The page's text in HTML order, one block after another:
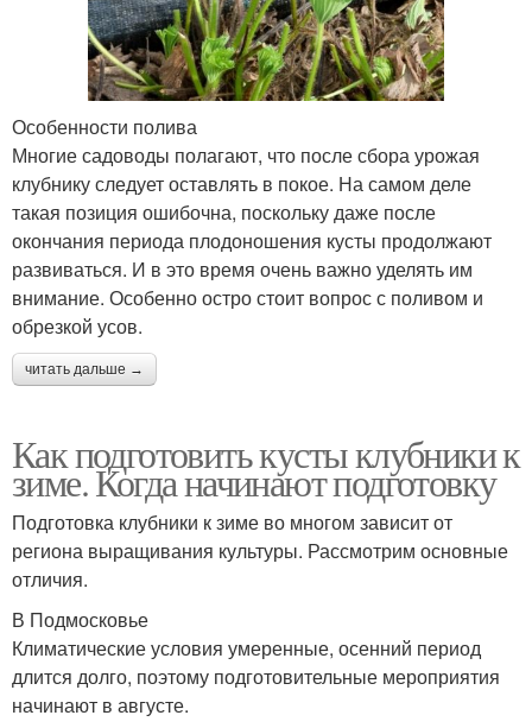
Особенности полива
Многие садоводы полагают, что после сбора урожая
клубнику следует оставлять в покое. На самом деле
такая позиция ошибочна, поскольку даже после
окончания периода плодоношения кусты продолжают
развиваться. И в это время очень важно уделять им
внимание. Особенно остро стоит вопрос с поливом и
обрезкой усов.
читать дальше →
Как подготовить кусты клубники к
зиме. Когда начинают подготовку
Подготовка клубники к зиме во многом зависит от
региона выращивания культуры. Рассмотрим основные
отличия.
В Подмосковье
Климатические условия умеренные, осенний период
длится долго, поэтому подготовительные мероприятия
начинают в августе.